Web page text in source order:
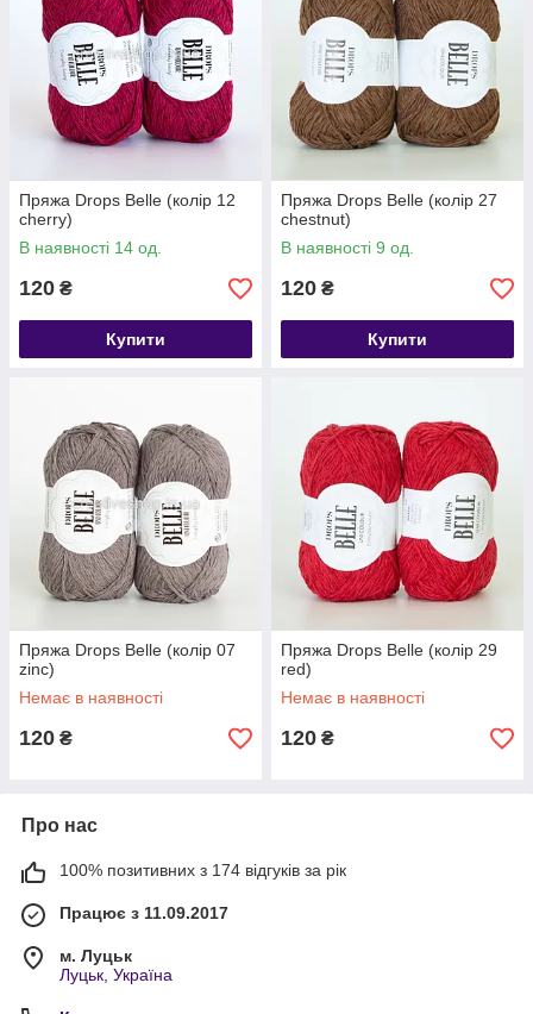
Пряжа Drops Belle (колір 12
cherry)
В наявності 14 од.
120 ₴
Купити
Пряжа Drops Belle (колір 27
chestnut)
В наявності 9 од.
120 ₴
Купити
Пряжа Drops Belle (колір 07
zinc)
Немає в наявності
120 ₴
Пряжа Drops Belle (колір 29
red)
Немає в наявності
120 ₴
Про нас
100% позитивних з 174 відгуків за рік
Працює з 11.09.2017
м. Луцьк
Луцьк, Україна